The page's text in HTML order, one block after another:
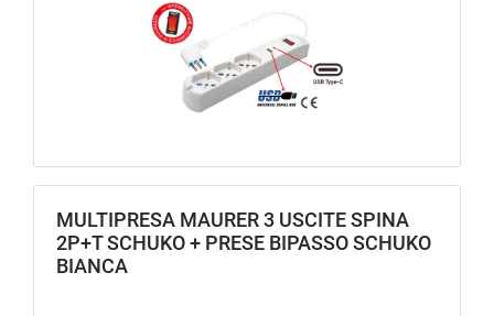
MULTIPRESA MAURER 3 USCITE SPINA
2P+T SCHUKO + PRESE BIPASSO SCHUKO
BIANCA